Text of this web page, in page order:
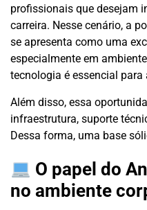
profissionais que desejam
carreira. Nesse cenário, a
se apresenta como uma
especialmente em
tecnologia é essencial para
Além disso, essa
infraestrutura, suporte
Dessa forma, uma base
O papel do
no ambiente